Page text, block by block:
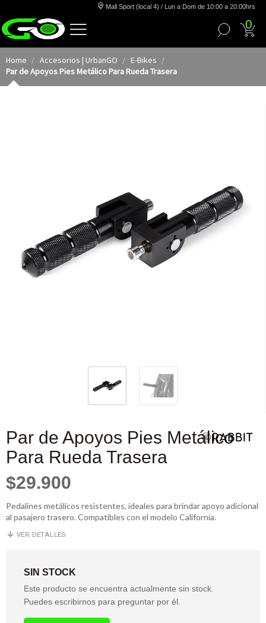
Mall Sport (local 4) / Lun a Dom de 10:00 a 20:00hrs
0
Home Accesorios | UrbanGO
E-Bikes
Par de Apoyos Pies Metálico Para Rueda Trasera
Par de Apoyos Pies Metálico
Para Rueda Trasera
$29.900
Pedalines metálicos resistentes, ideales para brindar apoyo adicional
al pasajero trasero. Compatibles con el modelo California.
VER DETALLES
SIN STOCK
Este producto se encuentra actualmente sin stock.
Puedes escribirnos para preguntar por él.